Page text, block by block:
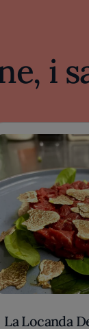
i
La Locanda